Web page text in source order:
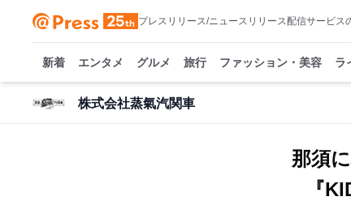
プレスリリース/ニュースリリース配信サービス
新着 エンタメ グルメ 旅行 ファッション・美容 ラ
株式会社蒸氣汽関車
那須
『